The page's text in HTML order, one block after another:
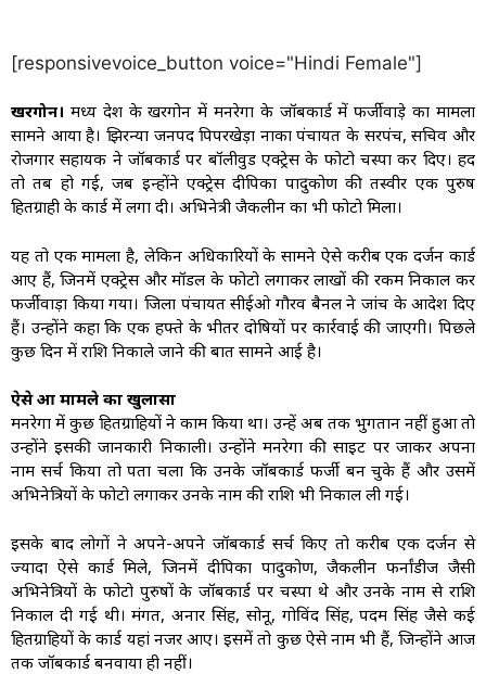
[responsivevoice_button voice="Hindi Female"]
खरगोन। मध्य प्रदेश के खरगोन में मनरेगा के जॉबकार्ड में फर्जीवाड़े का मामला
सामने आया है। झिरन्या जनपद पिपरखेड़ा नाका पंचायत के सरपंच, सचिव और
रोजगार सहायक ने जॉबकार्ड पर बॉलीवुड एक्ट्रेस के फोटो चस्पा कर दिए। हद
तो तब हो गई, जब इन्होंने एक्ट्रेस दीपिका पादुकोण की तस्वीर एक पुरुष
हितग्राही के कार्ड में लगा दी। अभिनेत्री जैकलीन का भी फोटो मिला।
यह तो एक मामला है, लेकिन अधिकारियों के सामने ऐसे करीब एक दर्जन कार्ड
आए हैं, जिनमें एक्ट्रेस और मॉडल के फोटो लगाकर लाखों की रकम निकाल कर
फर्जीवाड़ा किया गया। जिला पंचायत सीईओ गौरव बैनल ने जांच के आदेश दिए
हैं। उन्होंने कहा कि एक हफ्ते के भीतर दोषियों पर कार्रवाई की जाएगी। पिछले
कुछ दिन में राशि निकाले जाने की बात सामने आई है।
ऐसे हुआ मामले का खुलासा
मनरेगा में कुछ हितग्राहियों ने काम किया था। उन्हें अब तक भुगतान नहीं हुआ ताे
उन्हाेंने इसकी जानकारी निकाली। उन्होंने मनरेगा की साइट पर जाकर अपना
नाम सर्च किया तो पता चला कि उनके जॉबकार्ड फर्जी बन चुके हैं और उसमें
अभिनेत्रियों के फोटो लगाकर उनके नाम की राशि भी निकाल ली गई।
इसके बाद लोगों ने अपने-अपने जॉबकार्ड सर्च किए तो करीब एक दर्जन से
ज्यादा ऐसे कार्ड मिले, जिनमें दीपिका पादुकोण, जैकलीन फर्नांडीज जैसी
अभिनेत्रियों के फोटो पुरुषों के जॉबकार्ड पर चस्पा थे और उनके नाम से राशि
निकाल दी गई थी। मंगत, अनार सिंह, सोनू, गोविंद सिंह, पदम सिंह जैसे कई
हितग्राहियों के कार्ड यहां नजर आए। इसमें तो कुछ ऐसे नाम भी हैं, जिन्होंने आज
तक जॉबकार्ड बनवाया ही नहीं।